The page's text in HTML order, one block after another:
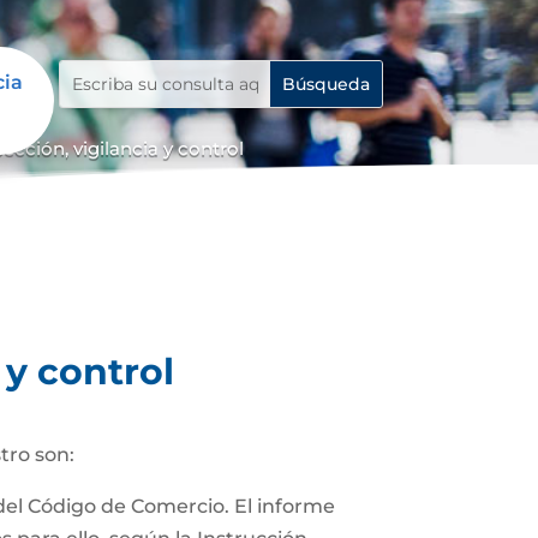
vigilancia y control
control
son:
Código de Comercio. El informe